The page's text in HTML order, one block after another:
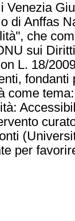
Venezia
di Anffas
che
sui
L. 18/
come
per